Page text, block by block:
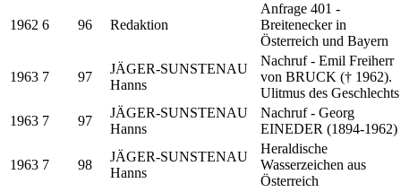
1962 6 96 Redaktion
Anfrage 401 -
Breitenecker in
Österreich und Bayern
1963 7 97
JÄGER-SUNSTENAU
Hanns
Nachruf - Emil Freiherr
von BRUCK († 1962).
Ulitmus des Geschlechts
1963 7 97
JÄGER-SUNSTENAU
Hanns
Nachruf - Georg
EINEDER (1894-1962)
1963 7 98
JÄGER-SUNSTENAU
Hanns
Heraldische
Wasserzeichen aus
Österreich